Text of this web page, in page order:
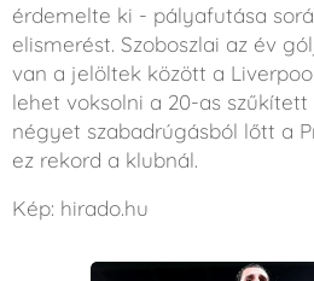
érdemelte ki - pályafutása
elismerést. Szoboszlai az év
van a jelöltek között a
lehet voksolni a 20-as szűkített
négyet szabadrúgásból lőtt a
ez rekord a klubnál.
Kép: hirado.hu